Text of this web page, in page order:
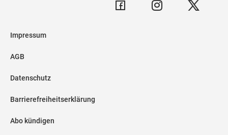
Impressum
AGB
Datenschutz
Barrierefreiheitserklärung
Abo kündigen